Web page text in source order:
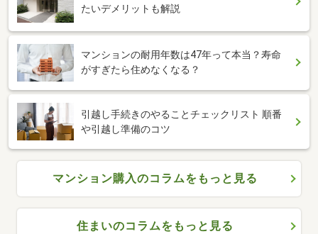
たいデメリットも解説
マンションの耐用年数は47年って本当？寿命
がすぎたら住めなくなる？
引越し手続きのやることチェックリスト 順番
や引越し準備のコツ
マンション購入のコラムをもっと見る
住まいのコラムをもっと見る